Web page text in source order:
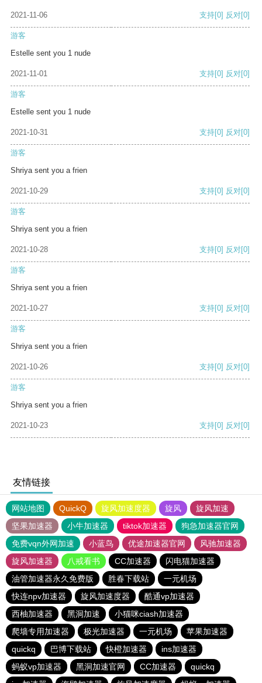
2021-11-06 支持[0] 反对[0]
游客
Estelle sent you 1 nude
2021-11-01 支持[0] 反对[0]
游客
Estelle sent you 1 nude
2021-10-31 支持[0] 反对[0]
游客
Shriya sent you a frien
2021-10-29 支持[0] 反对[0]
游客
Shriya sent you a frien
2021-10-28 支持[0] 反对[0]
游客
Shriya sent you a frien
2021-10-27 支持[0] 反对[0]
游客
Shriya sent you a frien
2021-10-26 支持[0] 反对[0]
游客
Shriya sent you a frien
2021-10-23 支持[0] 反对[0]
友情链接
网站地图 QuickQ 旋风加速度器 旋风
旋风加速
坚果加速器
小牛加速器 tiktok加速器
狗急加速器官网
免费vqn外网加速
小蓝鸟 优途加速器官网
风驰加速器
旋风加速器
八戒看书 CC加速器
闪电猫加速器
油管加速器永久免费版
胜春下载站
一元机场
快连npv加速器
旋风加速度器
酷通vp加速器
西柚加速器
黑洞加速
小猫咪ciash加速器
爬墙专用加速器
极光加速器 一元机场
苹果加速器
quickq
巴博下载站 快橙加速器
ins加速器
蚂蚁vp加速器
黑洞加速官网 CC加速器
quickq